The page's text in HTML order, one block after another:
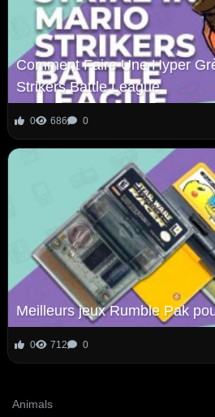
Comment Faire Une Hyper
Strikers Battle League
0 686 0
Meilleurs jeux Rumble Pak
0 712 0
Animals